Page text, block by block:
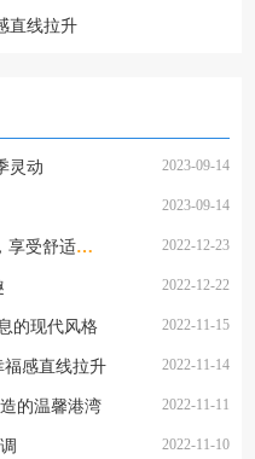
直线拉升
灵动 2023-09-14
2023-09-14
适品质生活 2022-12-23
2022-12-22
的现代风格 2022-11-15
福感直线拉升 2022-11-14
的温馨港湾 2022-11-11
2022-11-10